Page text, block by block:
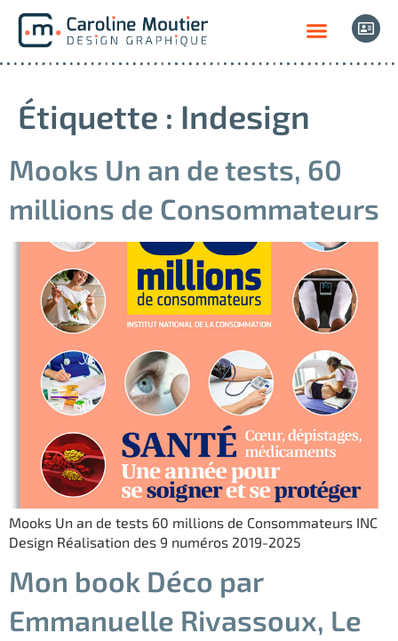
Étiquette : Indesign
Mooks Un an de tests, 60
millions de Consommateurs
Mooks Un an de tests 60 millions de Consommateurs INC
Design Réalisation des 9 numéros 2019-2025
Mon book Déco par
Emmanuelle Rivassoux, Le